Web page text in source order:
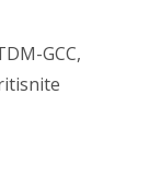
GCC,